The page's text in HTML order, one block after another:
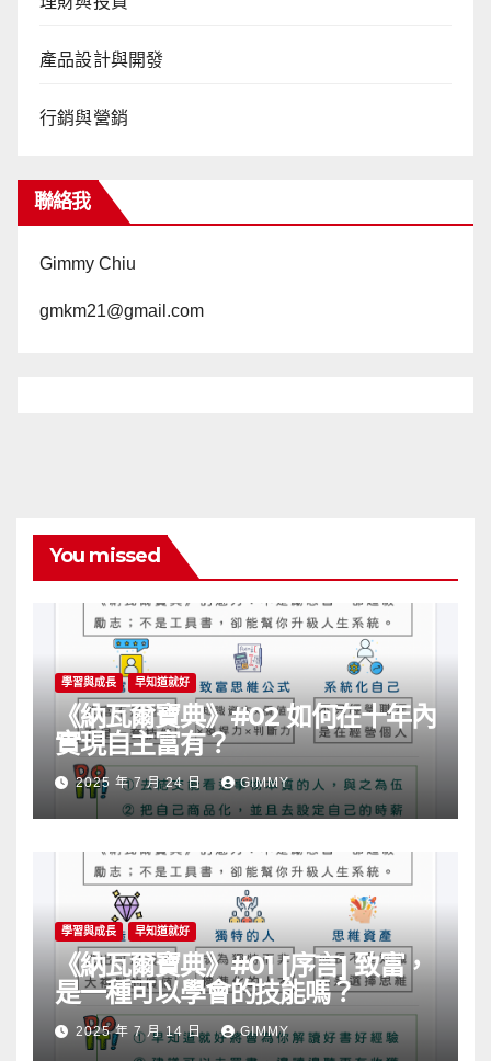
產品設計與開發
行銷與營銷
聯絡我
Gimmy Chiu
gmkm21@gmail.com
You missed
學習與成長 早知道就好
《納瓦爾寶典》#02 如何在十年內
實現自主富有？
2025 年 7 月 24 日 GIMMY
學習與成長 早知道就好
《納瓦爾寶典》#01 [序言] 致富，
是一種可以學會的技能嗎？
2025 年 7 月 14 日 GIMMY